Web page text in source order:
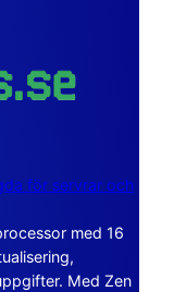
för servrar och
med 16
Med Zen